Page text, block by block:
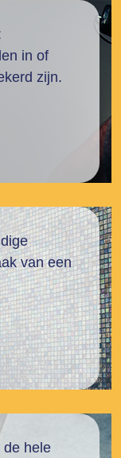
in of
zijn.
van een
de hele